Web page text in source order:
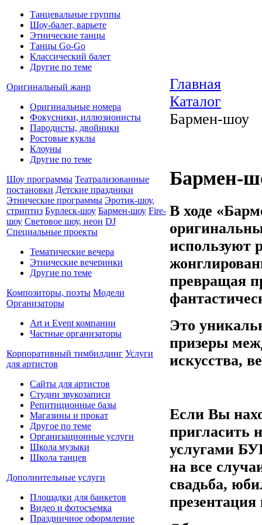
Танцевальные группы
Шоу-балет, варьете
Этнические танцы
Танцы Go-Go
Классический балет
Другие по теме
Оригинальный жанр
Оригинальные номера
Фокусники, иллюзионисты
Пародисты, двойники
Ростовые куклы
Клоуны
Другие по теме
Шоу программы Театрализованные
постановки Детские праздники
Этнические программы Эротик-шоу,
стриптиз Бурлеск-шоу Бармен-шоу Fire-
шоу Световое шоу, неон DJ
Специальные проекты
Тематические вечера
Этнические вечеринки
Другие по теме
Композиторы, поэты Модели
Организаторы
Art и Event компании
Частные организаторы
Корпоративный тимбилдинг Услуги
для артистов
Сайты для артистов
Студии звукозаписи
Репитиционные базы
Магазины и прокат
Другое по теме
Организационные услуги
Школа музыки
Школа танцев
Дополнительные услуги
Площадки для банкетов
Видео и фотосъемка
Праздничное оформление
Главная
Каталог
Бармен-шоу
Бармен-
В ходе
используют
превращая
Это
призеры
искусства,
Если Вы
пригласить
услугами
на все
свадьба,